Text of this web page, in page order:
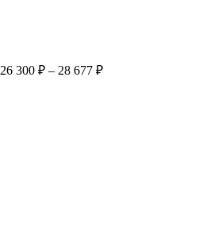
26 300 ₽ – 28 677 ₽